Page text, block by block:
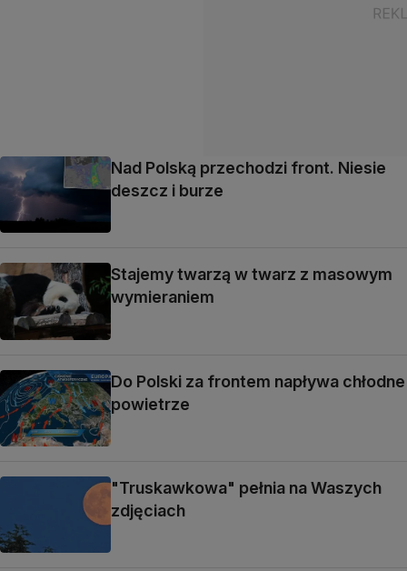
Nad Polską przechodzi front. Niesie
deszcz i burze
Stajemy twarzą w twarz z masowym
wymieraniem
Do Polski za frontem napływa chłodne
powietrze
"Truskawkowa" pełnia na Waszych
zdjęciach